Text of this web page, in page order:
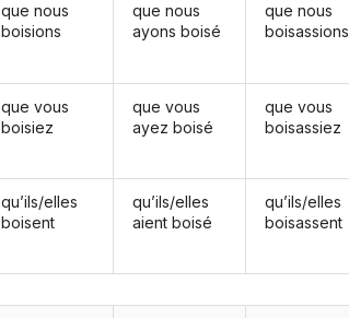
que nous
boisions
que vous
boisiez
qu’ils/elles
boisent
que nous
ayons boisé
que vous
ayez boisé
qu’ils/elles
aient boisé
que nous
boisassions
que vous
boisassiez
qu’ils/elles
boisassent